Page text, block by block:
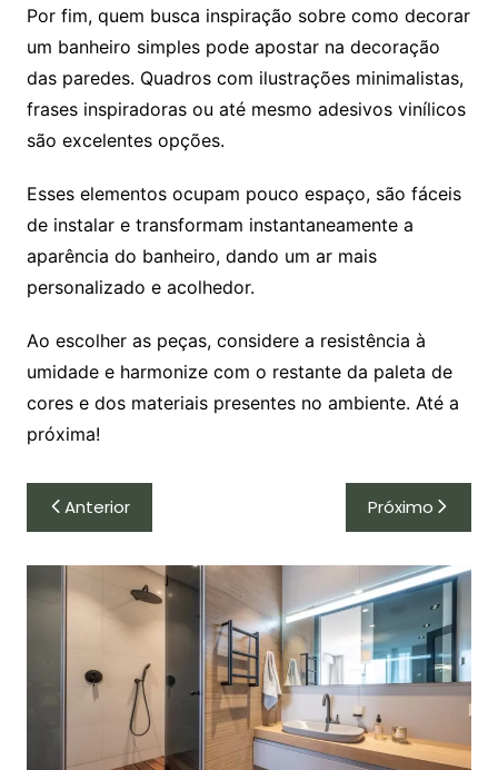
Por fim, quem busca inspiração sobre como decorar
um banheiro simples pode apostar na decoração
das paredes. Quadros com ilustrações minimalistas,
frases inspiradoras ou até mesmo adesivos vinílicos
são excelentes opções.
Esses elementos ocupam pouco espaço, são fáceis
de instalar e transformam instantaneamente a
aparência do banheiro, dando um ar mais
personalizado e acolhedor.
Ao escolher as peças, considere a resistência à
umidade e harmonize com o restante da paleta de
cores e dos materiais presentes no ambiente. Até a
próxima!
Navegação
de
Post
Anterior Próximo